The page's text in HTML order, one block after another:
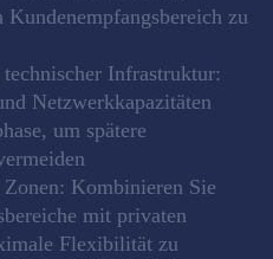
zu
Infrastruktur:
Netzwerkkapazitäten
um spätere
Kombinieren Sie
mit privaten
Flexibilität zu